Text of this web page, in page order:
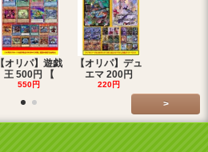
【オリパ】遊戯
王 500円 【
550円
【オリパ】デュ
エマ 200円
220円
>